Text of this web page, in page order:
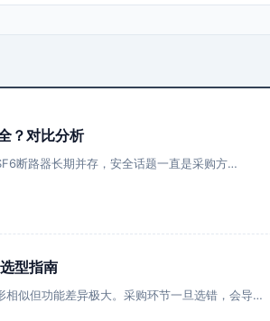
？对比分析
断路器长期并存，安全话题一直是采购方…
型指南
似但功能差异极大。采购环节一旦选错，会导…